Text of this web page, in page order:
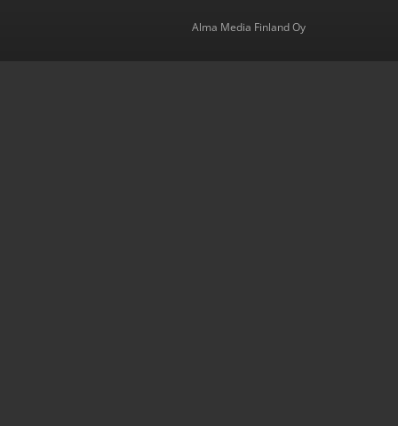
Alma Media Finland Oy